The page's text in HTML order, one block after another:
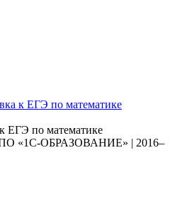
ЕГЭ по математике
«1С-ОБРАЗОВАНИЕ» | 2016–